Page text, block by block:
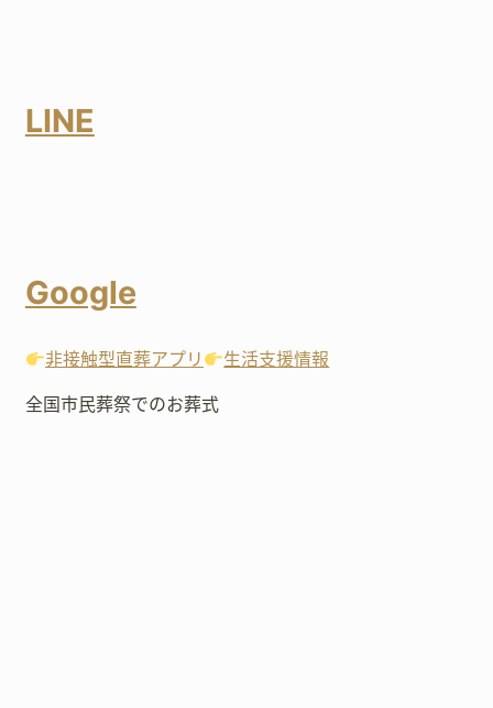
LINE
Google
非接触型直葬アプリ 生活支援情報
全国市民葬祭でのお葬式